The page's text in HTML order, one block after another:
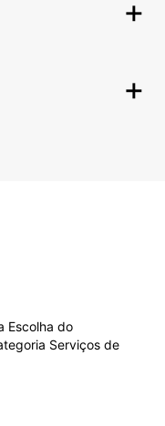
Escolha do
Serviços de